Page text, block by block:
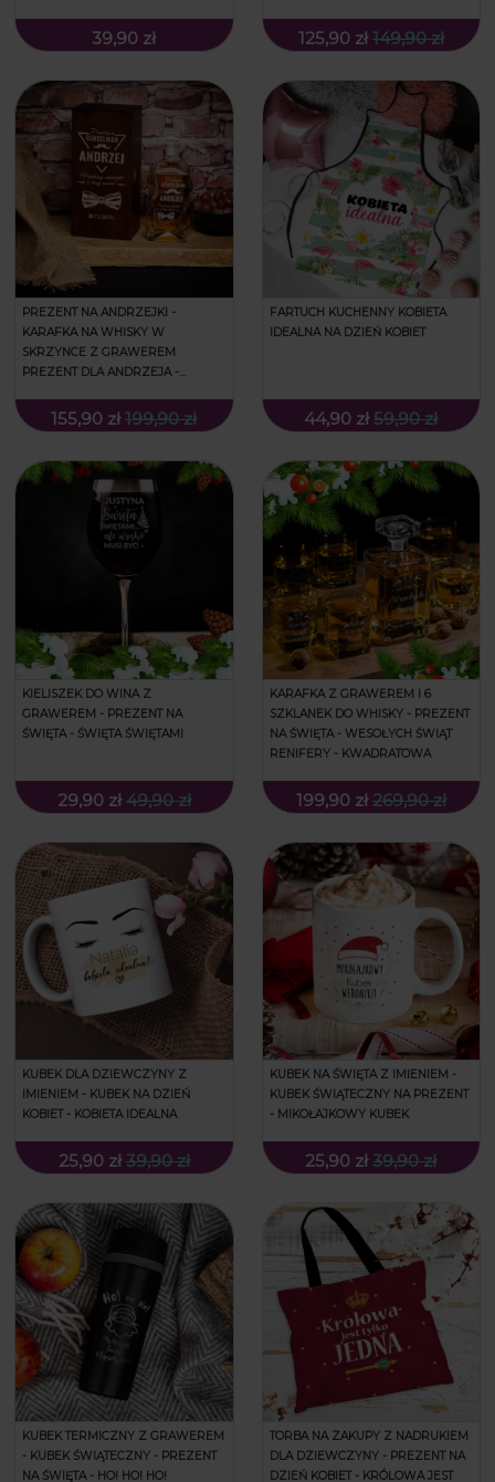
39,90 zł 125,90 zł 149,90 zł
PREZENT NA ANDRZEJKI -
KARAFKA NA WHISKY W
SKRZYNCE Z GRAWEREM
PREZENT DLA ANDRZEJA -
ANDRZEJ155,90 zł 199,90 zł
FARTUCH KUCHENNY KOBIETA
IDEALNA NA DZIEŃ KOBIET
44,90 zł 59,90 zł
KIELISZEK DO WINA Z
GRAWEREM - PREZENT NA
ŚWIĘTA - ŚWIĘTA ŚWIĘTAMI
29,90 zł 49,90 zł
KARAFKA Z GRAWEREM I 6
SZKLANEK DO WHISKY - PREZENT
NA ŚWIĘTA - WESOŁYCH ŚWIĄT
RENIFERY - KWADRATOWA
199,90 zł 269,90 zł
KUBEK DLA DZIEWCZYNY Z
IMIENIEM - KUBEK NA DZIEŃ
KOBIET - KOBIETA IDEALNA
25,90 zł 39,90 zł
KUBEK NA ŚWIĘTA Z IMIENIEM -
KUBEK ŚWIĄTECZNY NA PREZENT
- MIKOŁAJKOWY KUBEK
25,90 zł 39,90 zł
KUBEK TERMICZNY Z GRAWEREM
- KUBEK ŚWIĄTECZNY - PREZENT
NA ŚWIĘTA - HO! HO! HO!
TORBA NA ZAKUPY Z NADRUKIEM
DLA DZIEWCZYNY - PREZENT NA
DZIEŃ KOBIET - KRÓLOWA JEST